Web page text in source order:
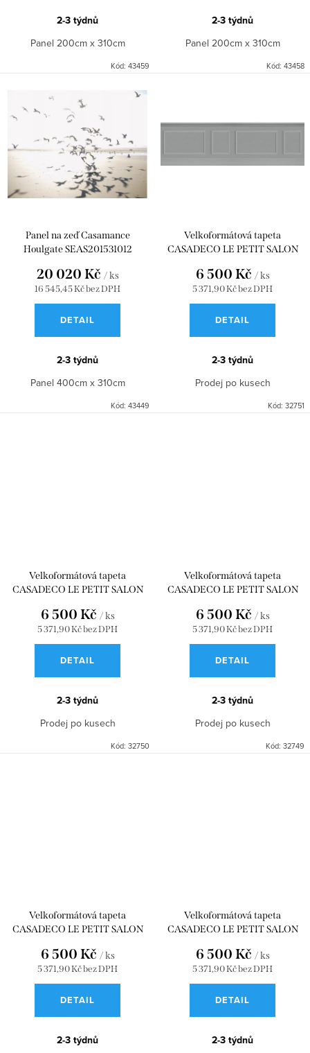
2-3 týdnů
Panel 200cm x 310cm
Kód: 43459
2-3 týdnů
Panel 200cm x 310cm
Kód: 43458
Panel na zeď Casamance
Houlgate SEAS201531012
16 545,45 Kč bez DPH
20 020 Kč / ks
DETAIL
2-3 týdnů
Panel 400cm x 310cm
Kód: 43449
Velkoformátová tapeta
CASADECO LE PETIT SALON
5 371,90 Kč bez DPH
6 500 Kč / ks
DETAIL
2-3 týdnů
Prodej po kusech
Kód: 32751
Velkoformátová tapeta
CASADECO LE PETIT SALON
WDWD200458631
5 371,90 Kč bez DPH
6 500 Kč / ks
DETAIL
2-3 týdnů
Prodej po kusech
Kód: 32750
Velkoformátová tapeta
CASADECO LE PETIT SALON
5 371,90 Kč bez DPH
6 500 Kč / ks
DETAIL
2-3 týdnů
Prodej po kusech
Kód: 32749
Velkoformátová tapeta
CASADECO LE PETIT SALON
5 371,90 Kč bez DPH
6 500 Kč / ks
DETAIL
2-3 týdnů
Velkoformátová tapeta
CASADECO LE PETIT SALON
WDWD200456833
5 371,90 Kč bez DPH
6 500 Kč / ks
DETAIL
2-3 týdnů